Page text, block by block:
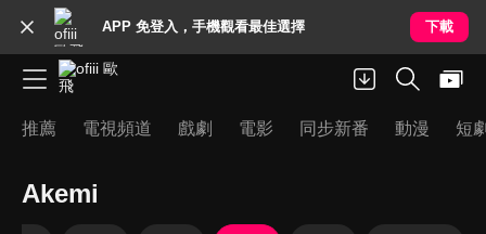
APP 免登入，手機觀看最佳選擇 下載
推薦 電視頻道 戲劇 電影 同步新番 動漫 短
Akemi